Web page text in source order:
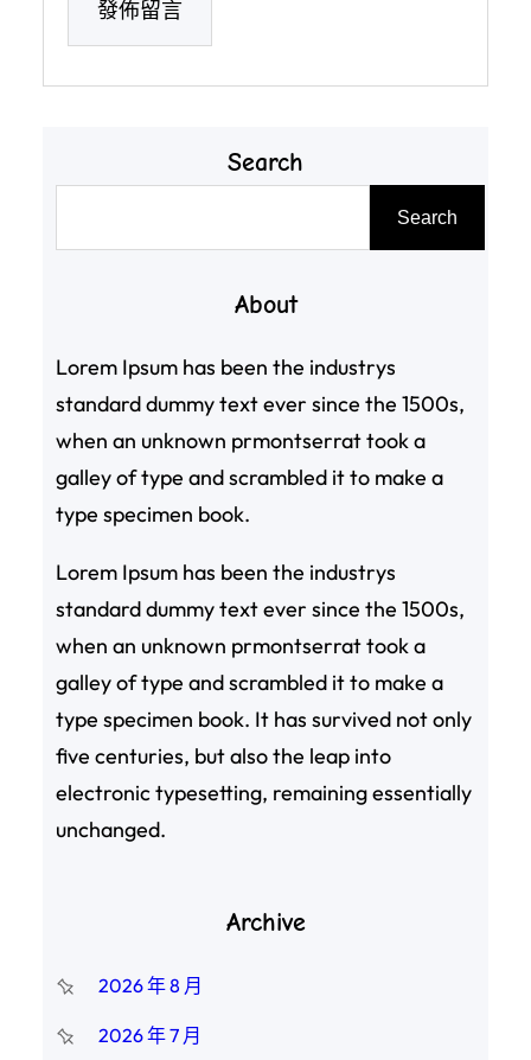
Search
Search
About
Lorem Ipsum has been the industrys
standard dummy text ever since the 1500s,
when an unknown prmontserrat took a
galley of type and scrambled it to make a
type specimen book.
Lorem Ipsum has been the industrys
standard dummy text ever since the 1500s,
when an unknown prmontserrat took a
galley of type and scrambled it to make a
type specimen book. It has survived not only
five centuries, but also the leap into
electronic typesetting, remaining essentially
unchanged.
Archive
2026 年 8 月
2026 年 7 月